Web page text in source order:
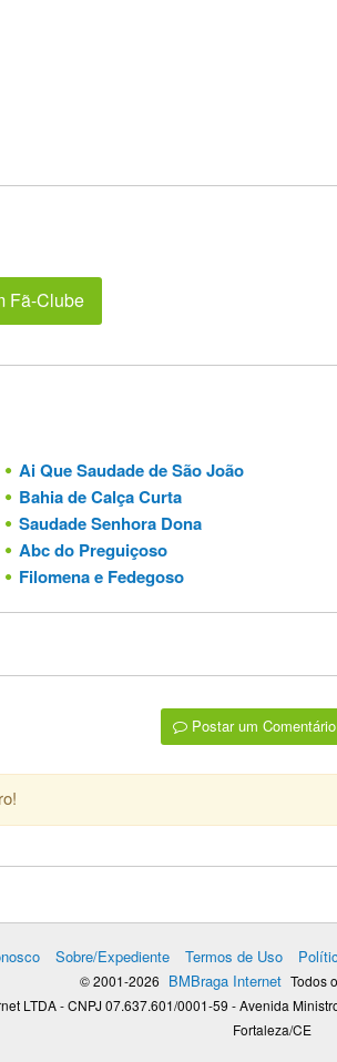
Fã-Clube
Ai Que Saudade de São João
Bahia de Calça Curta
Saudade Senhora Dona
Abc do Preguiçoso
Filomena e Fedegoso
Postar um Comentário
Sobre/Expediente Termos de Uso
© 2001-2026 BMBraga Internet Todos
LTDA - CNPJ 07.637.601/0001-59 - Avenida
Fortaleza/CE